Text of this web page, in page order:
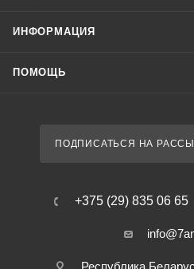
ИНФОРМАЦИЯ
ПОМОЩЬ
ПОДПИСАТЬСЯ НА
+375 (29) 835 06 65
Республика